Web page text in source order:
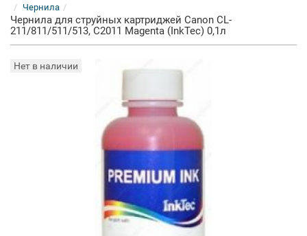
Чернила
Чернила для струйных картриджей Canon CL-
211/811/511/513, C2011 Magenta (InkTec) 0,1л
Нет в наличии